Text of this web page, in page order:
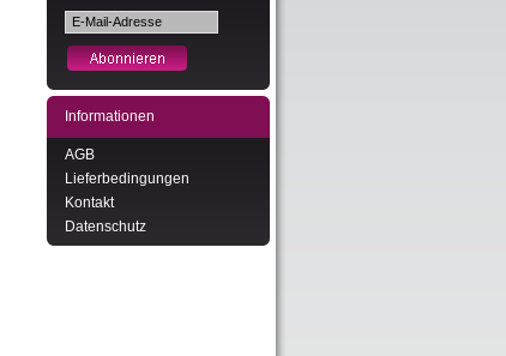
Informationen
AGB
Lieferbedingungen
Kontakt
Datenschutz